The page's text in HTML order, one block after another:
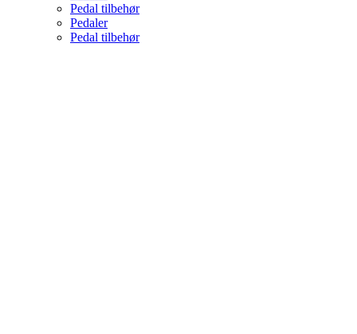
Pedal tilbehør
Pedaler
Pedal tilbehør